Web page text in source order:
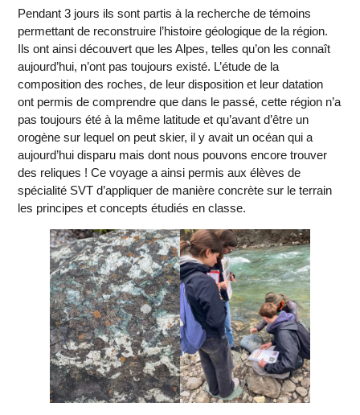
Pendant 3 jours ils sont partis à la recherche de témoins
permettant de reconstruire l’histoire géologique de la région.
Ils ont ainsi découvert que les Alpes, telles qu’on les connaît
aujourd’hui, n’ont pas toujours existé. L’étude de la
composition des roches, de leur disposition et leur datation
ont permis de comprendre que dans le passé, cette région n’a
pas toujours été à la même latitude et qu’avant d’être un
orogène sur lequel on peut skier, il y avait un océan qui a
aujourd’hui disparu mais dont nous pouvons encore trouver
des reliques ! Ce voyage a ainsi permis aux élèves de
spécialité SVT d’appliquer de manière concrète sur le terrain
les principes et concepts étudiés en classe.